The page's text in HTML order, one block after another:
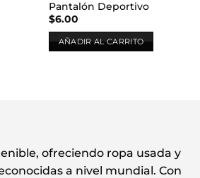
Pantalón Deportivo
$6.00
AÑADIR AL CARRITO
ofreciendo ropa usada y
a nivel mundial. Con